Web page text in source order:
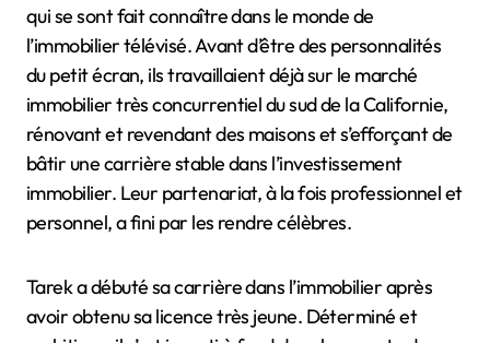
qui se sont fait connaître dans le monde de
l’immobilier télévisé. Avant d’être des personnalités
du petit écran, ils travaillaient déjà sur le marché
immobilier très concurrentiel du sud de la Californie,
rénovant et revendant des maisons et s’efforçant de
bâtir une carrière stable dans l’investissement
immobilier. Leur partenariat, à la fois professionnel et
personnel, a fini par les rendre célèbres.
Tarek a débuté sa carrière dans l’immobilier après
avoir obtenu sa licence très jeune. Déterminé et